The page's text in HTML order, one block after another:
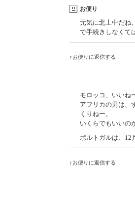
お便り
元気に北上中だね
で手続きしなくて
↑お便りに返信する
モロッコ、いいね
アフリカの男は、
くりねー。
いくらでもいいの
ポルトガルは、12
↑お便りに返信する